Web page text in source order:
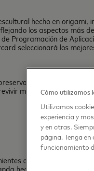
hecho en
los aspectos más
Programación de
seleccionará los
momentos
momentos de pasión,
de una encuesta
hecha a pedido de
Cómo utilizamos
Utilizamos
experiencia y
y en otras.
página. Tenga
funcionamiento